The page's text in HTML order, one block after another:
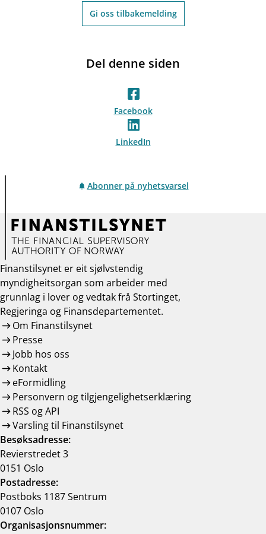
Gi oss tilbakemelding
Del denne siden
Facebook
LinkedIn
Abonner på nyhetsvarsel
Finanstilsynet er eit sjølvstendig
myndigheitsorgan som arbeider med
grunnlag i lover og vedtak frå Stortinget,
Regjeringa og Finansdepartementet.
Om Finanstilsynet
Presse
Jobb hos oss
Kontakt
eFormidling
Personvern og tilgjengelighetserklæring
RSS og API
Varsling til Finanstilsynet
Besøksadresse:
Revierstredet 3
0151 Oslo
Postadresse:
Postboks 1187 Sentrum
0107 Oslo
Organisasjonsnummer: